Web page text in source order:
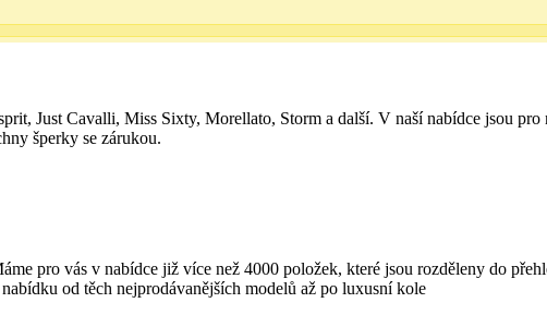
Just Cavalli, Miss Sixty, Morellato, Storm a další. V naší nabídce jsou pro
šperky se zárukou.
pro vás v nabídce již více než 4000 položek, které jsou rozděleny do
od těch nejprodávanějších modelů až po luxusní kole